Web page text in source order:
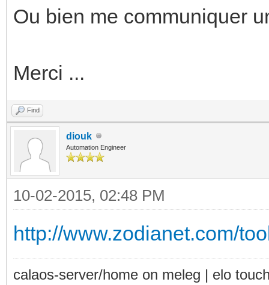
Ou bien me communiquer
Merci ...
Find
diouk
Automation Engineer
10-02-2015, 02:48 PM
http://www.zodianet.com/
calaos-server/home on meleg | elo